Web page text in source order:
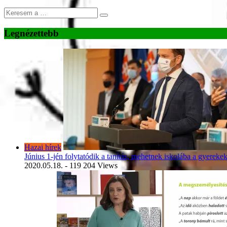
Legnézettebb
Hazai hírek
Június 1-jén folytatódik a tanítás, mehetnek iskolába a gyerekek
2020.05.18. - 119 204 Views